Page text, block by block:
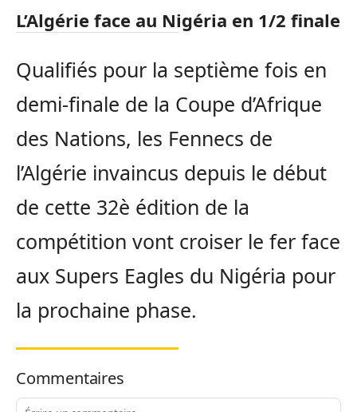
L’Algérie face au Nigéria en 1/2 finale
Qualifiés pour la septième fois en
demi-finale de la Coupe d’Afrique
des Nations, les Fennecs de
l’Algérie invaincus depuis le début
de cette 32è édition de la
compétition vont croiser le fer face
aux Supers Eagles du Nigéria pour
la prochaine phase.
Commentaires